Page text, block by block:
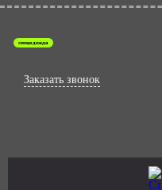
спецодежда
Заказать звонок